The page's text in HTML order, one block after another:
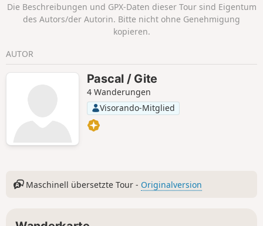
Informationen unten).
Die Beschreibungen und GPX-Daten dieser Tour sind Eigentum
des Autors/der Autorin. Bitte nicht ohne Genehmigung
kopieren.
AUTOR
Pascal / Gite
4 Wanderungen
Visorando-Mitglied
Maschinell übersetzte Tour - Originalversion